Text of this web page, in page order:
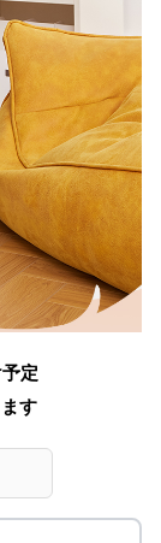
定
す